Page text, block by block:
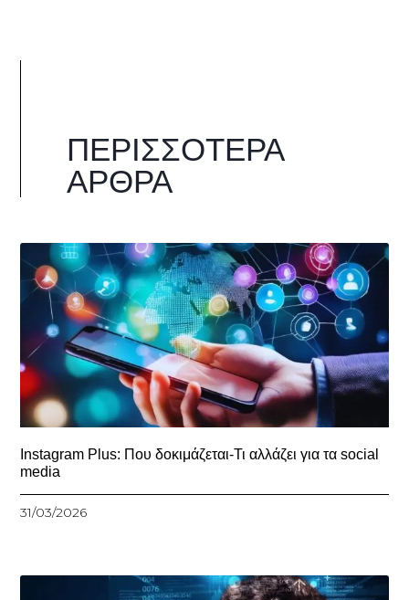
ΠΕΡΙΣΣΌΤΕΡΑ
ΆΡΘΡΑ
Instagram Plus: Που δοκιμάζεται-Τι αλλάζει για τα social
media
31/03/2026